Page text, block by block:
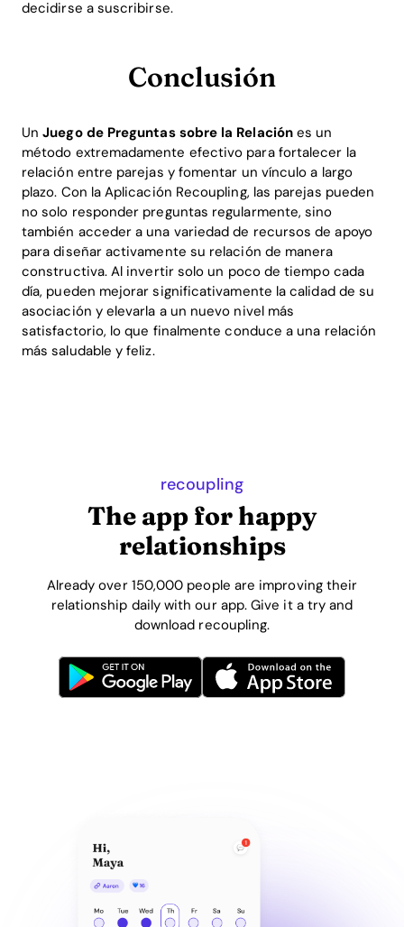
decidirse a suscribirse.
Conclusión
UnJuego de Preguntas sobre la Relaciónes un
método extremadamente efectivo para fortalecer la
relación entre parejas y fomentar un vínculo a largo
plazo. Con la Aplicación Recoupling, las parejas pueden
no solo responder preguntas regularmente, sino
también acceder a una variedad de recursos de apoyo
para diseñar activamente su relación de manera
constructiva. Al invertir solo un poco de tiempo cada
día, pueden mejorar significativamente la calidad de su
asociación y elevarla a un nuevo nivel más
satisfactorio, lo que finalmente conduce a una relación
más saludable y feliz.
recoupling
The app for happy
relationships
Already over 150,000 people are improving their
relationship daily with our app. Give it a try and
download recoupling.